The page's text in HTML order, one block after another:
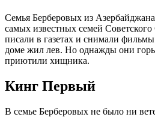
Семья Берберовых из
самых известных семей
писали в газетах и снимали
доме жил лев. Но однажды они
приютили хищника.
Кинг Первый
В семье Берберовых не было ни